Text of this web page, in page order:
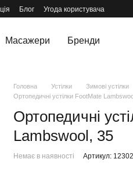
Блог Угода користувача
Масажери Бренди
Головна Устілки Зимові устілки
Ортопедичні устілки FootMate
Ортопедичні
Lambswool, 35
Немає в наявності Артикул: 12302